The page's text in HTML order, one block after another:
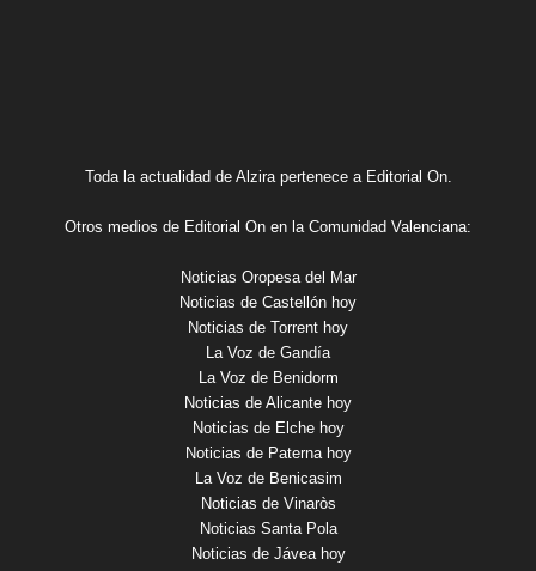
Toda la actualidad de Alzira pertenece a Editorial On.
Otros medios de Editorial On en la Comunidad Valenciana:
Noticias Oropesa del Mar
Noticias de Castellón hoy
Noticias de Torrent hoy
La Voz de Gandía
La Voz de Benidorm
Noticias de Alicante hoy
Noticias de Elche hoy
Noticias de Paterna hoy
La Voz de Benicasim
Noticias de Vinaròs
Noticias Santa Pola
Noticias de Jávea hoy